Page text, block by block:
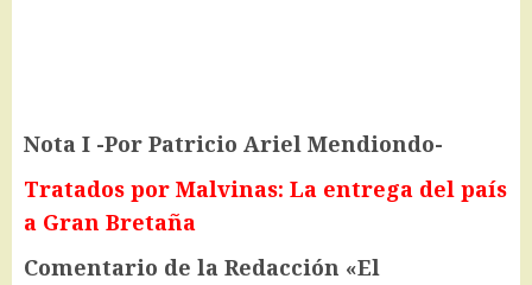
Nota I -Por Patricio Ariel Mendiondo-
Tratados por Malvinas: La entrega del país
a Gran Bretaña
Comentario de la Redacción «El